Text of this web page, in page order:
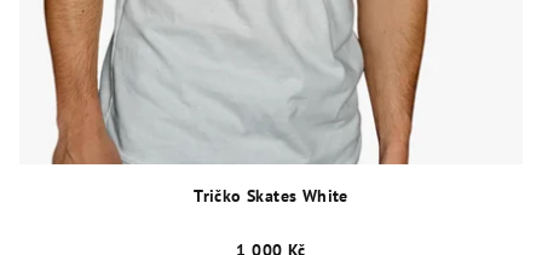
Tričko Skates White
1 000 Kč